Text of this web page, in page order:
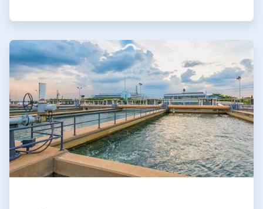
ArticleTile
4
von
4